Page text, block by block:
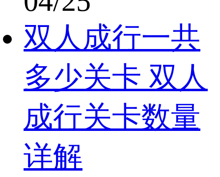
双人成行一共
多少关卡 双人
成行关卡数量
详解